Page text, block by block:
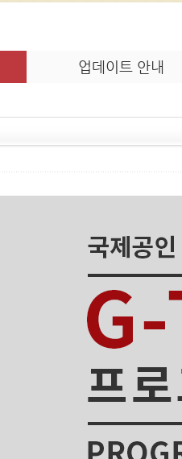
업데이트 안내